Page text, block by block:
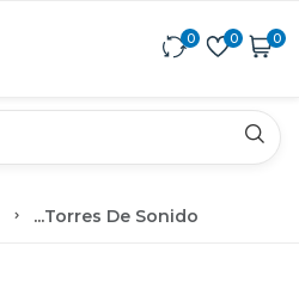
0 0 0
...Torres De Sonido